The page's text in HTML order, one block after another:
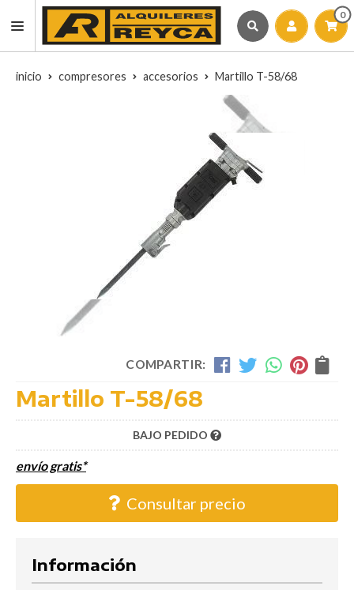
0
inicio compresores accesorios Martillo T-58/68
COMPARTIR:
Martillo T-58/68
BAJO PEDIDO
envío gratis*
Consultar precio
Información